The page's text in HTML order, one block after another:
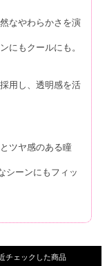
なやわらかさを演
にもクールにも。
用し、透明感を活
ツヤ感のある瞳
シーンにもフィッ
チェックした商品